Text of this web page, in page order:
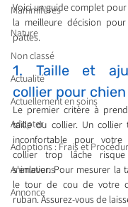
Mammifères
Nature
Non classé
Actualité
Actuellement en soins
Adopter
Adoptions : Frais et
Animations
Annonce
Voici un guide complet
la meilleure décision
pattes.
1. Taille et
collier pour chien
Le premier critère à
taille du collier. Un
inconfortable pour votre
collier trop lâche
s'enlever. Pour mesurer la
le tour de cou de votre
ruban. Assurez-vous de